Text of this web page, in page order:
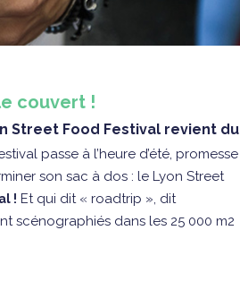
couvert !
Street Food Festival revient du
passe à l’heure d’été, promesse
son sac à dos : le Lyon Street
! Et qui dit « roadtrip », dit
scénographiés dans les 25 000 m2